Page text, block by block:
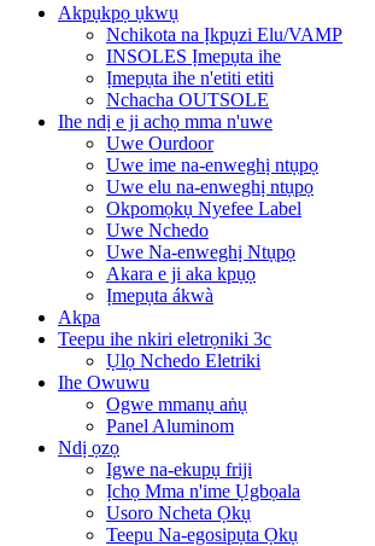
Akpụkpọ ụkwụ
Nchikota na Ịkpụzi Elu/VAMP
INSOLES Ịmepụta ihe
Ịmepụta ihe n'etiti etiti
Nchacha OUTSOLE
Ihe ndị e ji achọ mma n'uwe
Uwe Ourdoor
Uwe ime na-enweghị ntụpọ
Uwe elu na-enweghị ntụpọ
Okpomọkụ Nyefee Label
Uwe Nchedo
Uwe Na-enweghị Ntụpọ
Akara e ji aka kpụọ
Ịmepụta ákwà
Akpa
Teepu ihe nkiri eletrọniki 3c
Ụlọ Nchedo Eletriki
Ihe Owuwu
Ogwe mmanụ aṅụ
Panel Aluminom
Ndị ọzọ
Igwe na-ekupụ friji
Ịchọ Mma n'ime Ụgbọala
Usoro Ncheta Ọkụ
Teepu Na-egosipụta Ọkụ